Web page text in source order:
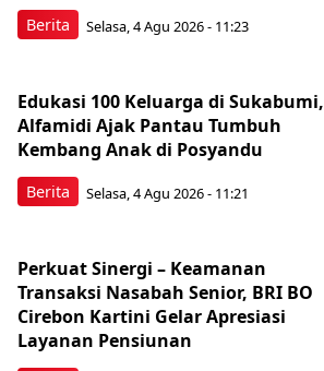
Berita Selasa, 4 Agu 2026 - 11:23
Berita
Edukasi 100 Keluarga di Sukabumi,
Alfamidi Ajak Pantau Tumbuh
Kembang Anak di Posyandu
Selasa, 4 Agu 2026 - 11:21
Perkuat Sinergi – Keamanan
Transaksi Nasabah Senior, BRI BO
Cirebon Kartini Gelar Apresiasi
Layanan Pensiunan